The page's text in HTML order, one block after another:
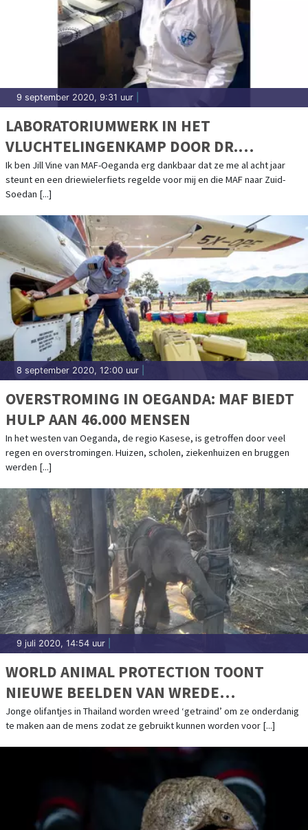
9 september 2020, 9:31 uur
LABORATORIUMWERK IN HET
VLUCHTELINGENKAMP DOOR DR.
JACKSON IN ZIJN DRIEWIELERFIETS
Ik ben Jill Vine van MAF-Oeganda erg dankbaar dat ze me al acht jaar
steunt en een driewielerfiets regelde voor mij en die MAF naar Zuid-
Soedan [...]
8 september 2020, 12:00 uur
OVERSTROMING IN OEGANDA: MAF BIEDT
HULP AAN 46.000 MENSEN
In het westen van Oeganda, de regio Kasese, is getroffen door veel
regen en overstromingen. Huizen, scholen, ziekenhuizen en bruggen
werden [...]
9 juli 2020, 14:54 uur
WORLD ANIMAL PROTECTION TOONT
NIEUWE BEELDEN VAN WREDE
OLIFANTENTRAINING
Jonge olifantjes in Thailand worden wreed ‘getraind’ om ze onderdanig
te maken aan de mens zodat ze gebruikt kunnen worden voor [...]